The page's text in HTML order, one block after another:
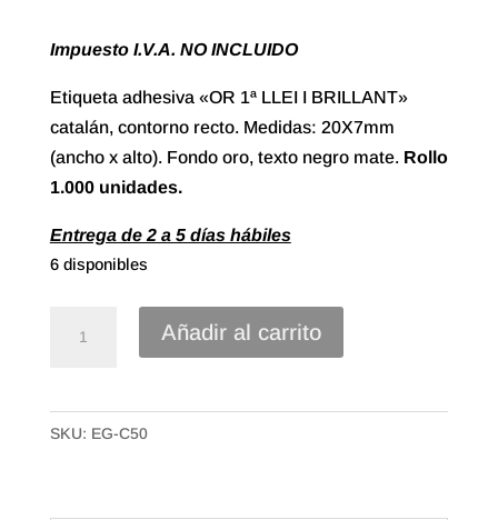
Impuesto I.V.A. NO INCLUIDO
Etiqueta adhesiva «OR 1ª LLEI I BRILLANT»
catalán, contorno recto. Medidas: 20X7mm
(ancho x alto). Fondo oro, texto negro mate. Rollo
1.000 unidades.
Entrega de 2 a 5 días hábiles
6 disponibles
1ª
Llei
Añadir al carrito
SKU: EG-C50